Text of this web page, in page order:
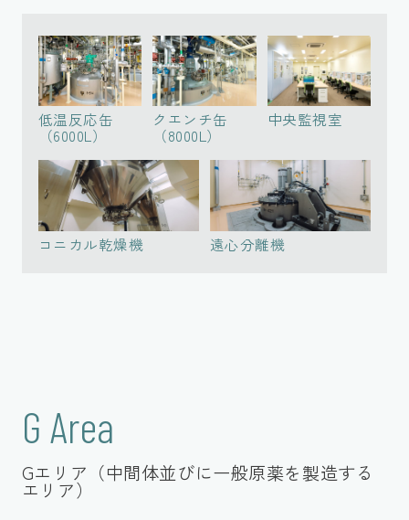
低温反応缶
（6000L）
クエンチ缶
（8000L）
中央監視室
コニカル乾燥機 遠心分離機
Gエリア（中間体並びに一般原薬を製造する
エリア）
G Area